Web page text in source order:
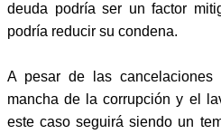
deuda podría ser un factor
podría reducir su condena.
A pesar de las
mancha de la corrupción y el
este caso seguirá siendo un